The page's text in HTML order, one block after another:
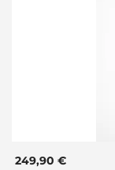
249,90 €